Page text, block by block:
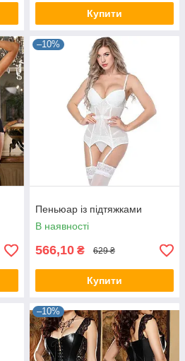
Купити
–10%
Пеньюар із підтяжками
В наявності
566,10 ₴ 629 ₴
Купити
–10%